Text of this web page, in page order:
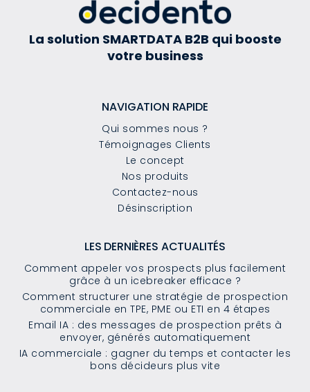
La solution SMARTDATA B2B qui booste
votre business
NAVIGATION RAPIDE
Qui sommes nous ?
Témoignages Clients
Le concept
Nos produits
Contactez-nous
Désinscription
LES DERNIÈRES ACTUALITÉS
Comment appeler vos prospects plus facilement
grâce à un icebreaker efficace ?
Comment structurer une stratégie de prospection
commerciale en TPE, PME ou ETI en 4 étapes
Email IA : des messages de prospection prêts à
envoyer, générés automatiquement
IA commerciale : gagner du temps et contacter les
bons décideurs plus vite